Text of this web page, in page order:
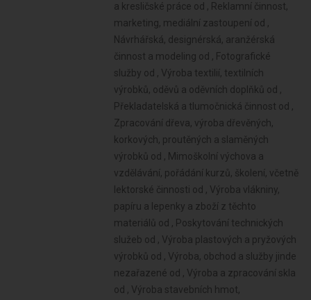
a kresličské práce od , Reklamní činnost,
marketing, mediální zastoupení od ,
Návrhářská, designérská, aranžérská
činnost a modeling od , Fotografické
služby od , Výroba textilií, textilních
výrobků, oděvů a oděvních doplňků od ,
Překladatelská a tlumočnická činnost od ,
Zpracování dřeva, výroba dřevěných,
korkových, proutěných a slaměných
výrobků od , Mimoškolní výchova a
vzdělávání, pořádání kurzů, školení, včetně
lektorské činnosti od , Výroba vlákniny,
papíru a lepenky a zboží z těchto
materiálů od , Poskytování technických
služeb od , Výroba plastových a pryžových
výrobků od , Výroba, obchod a služby jinde
nezařazené od , Výroba a zpracování skla
od , Výroba stavebních hmot,